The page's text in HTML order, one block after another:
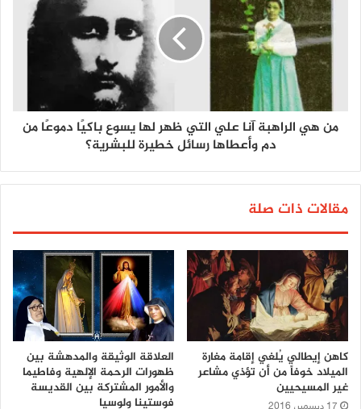
من هي الراهبة آنا علي التي ظهر لها يسوع باكيًا دموعًا من
دم وأعطاها رسائل خطيرة للبشرية؟
مقالات ذات صلة
كاهن إيطالي يُلغي إقامة مغارة
الميلاد خوفاً من أن تؤذي مشاعر
غير المسيحيين
17 ديسمبر، 2016
العلاقة الوثيقة والمدهشة بين
ظهورات الرحمة الإلهية وفاطيما
والأمور المشتركة بين القديسة
فوستينا ولوسيا